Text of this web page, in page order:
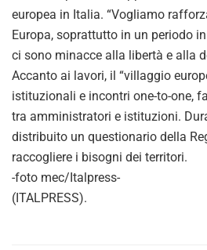
europea in Italia. “Vogliamo
Europa, soprattutto in un periodo
ci sono minacce alla libertà e alla
Accanto ai lavori, il “villaggio
istituzionali e incontri one-to-one,
tra amministratori e istituzioni.
distribuito un questionario della
raccogliere i bisogni dei territori.
-foto mec/Italpress-
(ITALPRESS).